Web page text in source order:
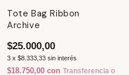
Tote Bag Ribbon
Archive
$25.000,00
3 x $8.333,33 sin interés
$18.750,00 con Transferencia o